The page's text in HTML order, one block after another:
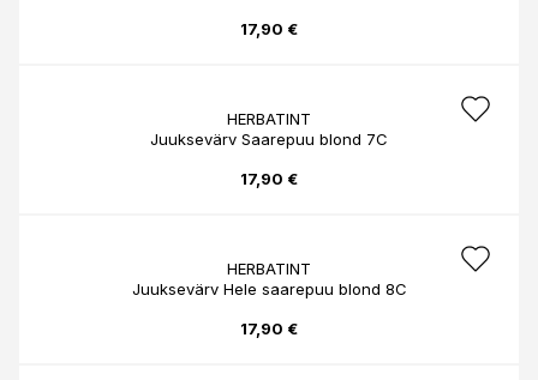
17,90 €
HERBATINT
Juuksevärv Saarepuu blond 7C
17,90 €
HERBATINT
Juuksevärv Hele saarepuu blond 8C
17,90 €